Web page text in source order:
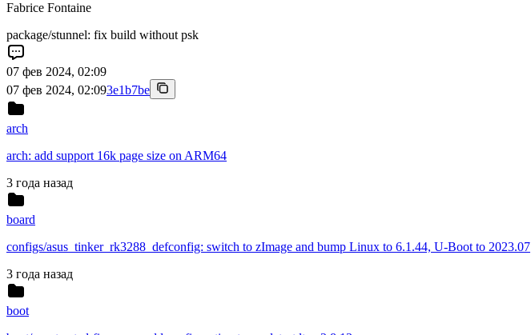
Fabrice Fontaine
package/stunnel: fix build without psk
07 фев 2024, 02:09
07 фев 2024, 02:093e1b7be
arch
arch: add support 16k page size on ARM64
3 года назад
board
configs/asus_tinker_rk3288_defconfig: switch to zImage and bump Linux to 6.1.44, U-Boot to 2023.07
3 года назад
boot